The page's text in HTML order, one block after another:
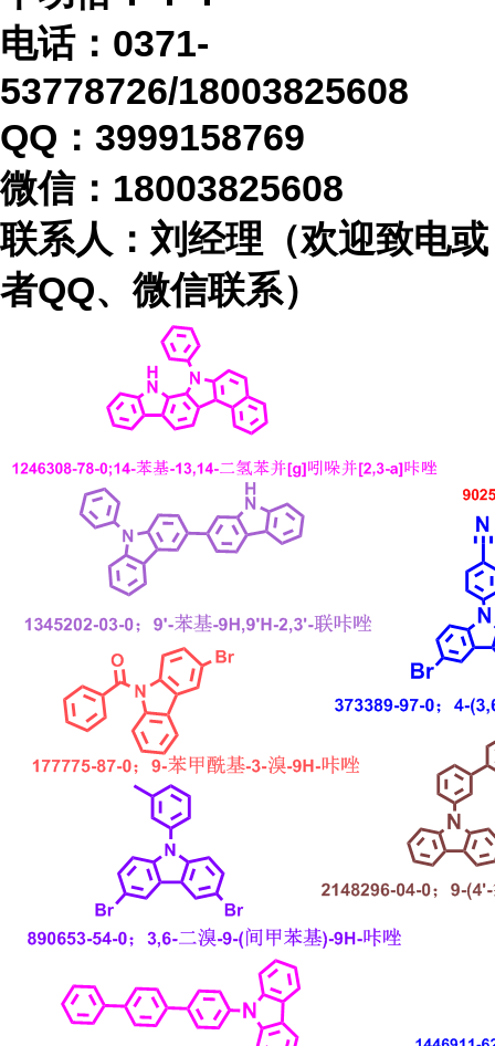
电话： 0371-
53778726/18003825608
QQ：3999158769
微信： 18003825608
联系人：刘经理（欢迎致电或
者QQ、微信联系）